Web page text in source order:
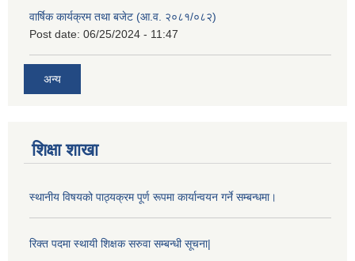
वार्षिक कार्यक्रम तथा बजेट (आ.व. २०८१/०८२)
Post date: 06/25/2024 - 11:47
अन्य
शिक्षा शाखा
स्थानीय विषयको पाठ्यक्रम पूर्ण रूपमा कार्यान्वयन गर्ने सम्बन्धमा।
रिक्त पदमा स्थायी शिक्षक सरुवा सम्बन्धी सूचना|